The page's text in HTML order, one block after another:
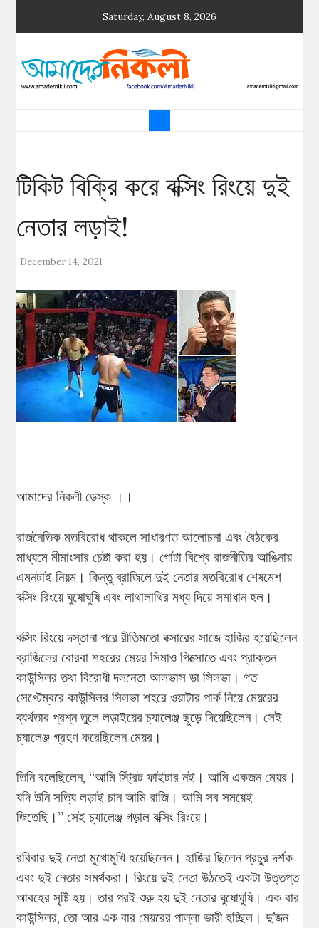
to
Saturday, August 8, 2026
আমাদের নিকলী
টিকিট বিক্রি করে বক্সিং রিংয়ে দুই
নেতার লড়াই!
December 14, 2021
আমাদের নিকলী ডেস্ক ।।
রাজনৈতিক মতবিরোধ থাকলে সাধারণত আলোচনা এবং বৈঠকের
মাধ্যমে মীমাংসার চেষ্টা করা হয়। গোটা বিশ্বে রাজনীতির আঙিনায়
এমনটাই নিয়ম। কিন্তু ব্রাজিলে দুই নেতার মতবিরোধ শেষমেশ
বক্সিং রিংয়ে ঘুষোঘুষি এবং লাথালাথির মধ্য দিয়ে সমাধান হল।
বক্সিং রিংয়ে দস্তানা পরে রীতিমতো বক্সারের সাজে হাজির হয়েছিলেন
ব্রাজিলের বোরবা শহরের মেয়র সিমাও পিক্সোতে এবং প্রাক্তন
কাউন্সিলর তথা বিরোধী দলনেতা আলভাস ডা সিলভা। গত
সেপ্টেম্বরে কাউন্সিলর সিলভা শহরে ওয়াটার পার্ক নিয়ে মেয়রের
ব্যর্থতার প্রশ্ন তুলে লড়াইয়ের চ্যালেঞ্জ ছুড়ে দিয়েছিলেন। সেই
চ্যালেঞ্জ গ্রহণ করেছিলেন মেয়র।
তিনি বলেছিলেন, “আমি স্ট্রিট ফাইটার নই। আমি একজন মেয়র।
যদি উনি সত্যি লড়াই চান আমি রাজি। আমি সব সময়েই
জিতেছি।” সেই চ্যালেঞ্জ গড়াল বক্সিং রিংয়ে।
রবিবার দুই নেতা মুখোমুখি হয়েছিলেন। হাজির ছিলেন প্রচুর দর্শক
এবং দুই নেতার সমর্থকরা। রিংয়ে দুই নেতা উঠতেই একটা উত্তপ্ত
আবহের সৃষ্টি হয়। তার পরই শুরু হয় দুই নেতার ঘুষোঘুষি। এক বার
কাউন্সিলর, তো আর এক বার মেয়রের পাল্লা ভারী হচ্ছিল। দু’জন